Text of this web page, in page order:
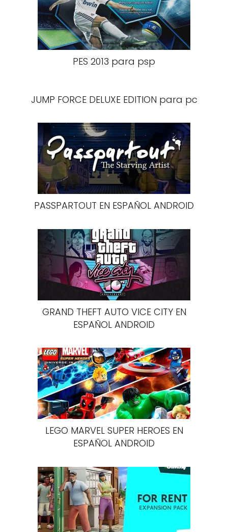
PES 2013 para psp
JUMP FORCE DELUXE EDITION para pc
PASSPARTOUT EN ESPAÑOL ANDROID
GRAND THEFT AUTO VICE CITY EN
ESPAÑOL ANDROID
LEGO MARVEL SUPER HEROES EN
ESPAÑOL ANDROID